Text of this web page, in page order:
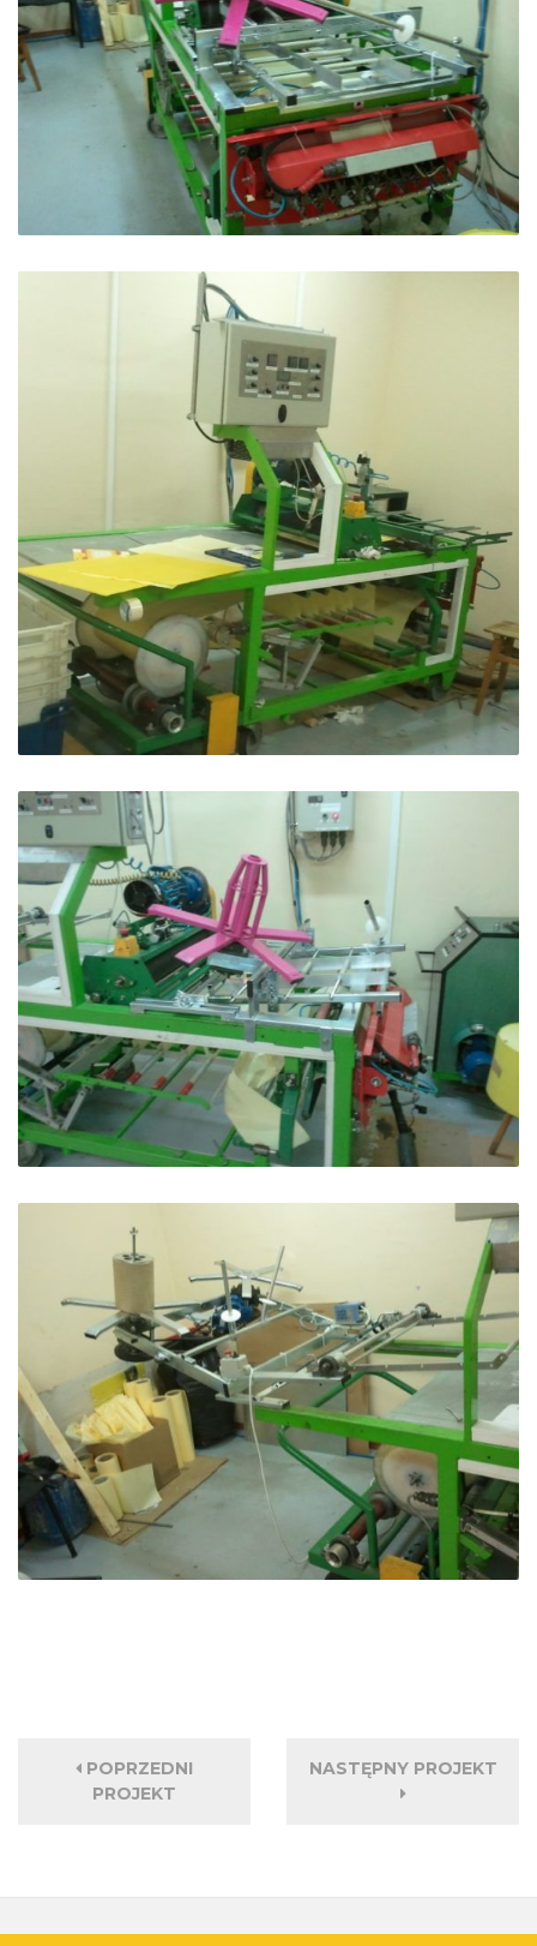
POPRZEDNI
PROJEKT
NASTĘPNY PROJEKT